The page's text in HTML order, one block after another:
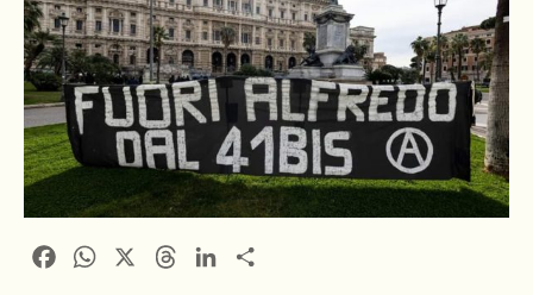
FacebookWhatsApp ThreadsLinkedIn